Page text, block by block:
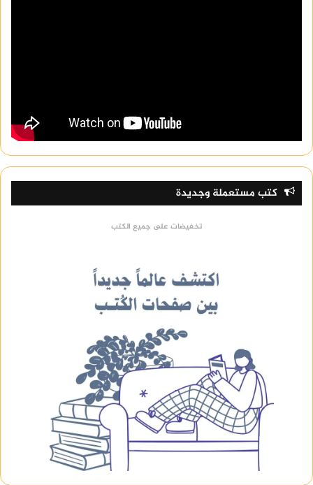
كتب مستعملة وجديدة
تخفيضات على جميع الكتب